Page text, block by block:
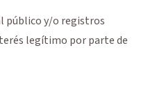
público y/o registros
legítimo por parte de